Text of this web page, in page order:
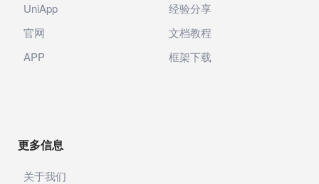
UniApp
官网
APP
经验分享
文档教程
框架下载
更多信息
关于我们